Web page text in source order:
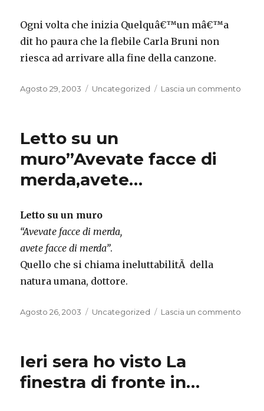
Ogni volta che inizia Quelquâ€™un mâ€™a
dit ho paura che la flebile Carla Bruni non
riesca ad arrivare alla fine della canzone.
Pubblicato
Agosto 29, 2003 Categorie
Uncategorized Lascia un commento
Letto su un
muro”Avevate facce di
merda,avete…
Letto su un muro
“Avevate facce di merda,
avete facce di merda”.
Quello che si chiama ineluttabilitÃ della
natura umana, dottore.
Pubblicato
Agosto 26, 2003 Categorie
Uncategorized Lascia un commento
Ieri sera ho visto La
finestra di fronte in…